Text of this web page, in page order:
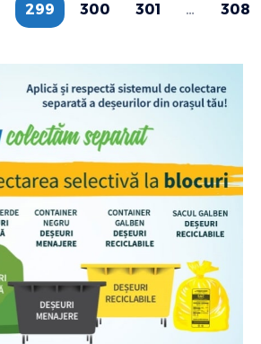
299 300 301 … 308